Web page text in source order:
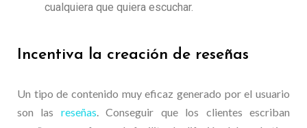
cualquiera que quiera escuchar.
Incentiva la creación de reseñas
Un tipo de contenido muy eficaz generado por el usuario
son las reseñas. Conseguir que los clientes escriban